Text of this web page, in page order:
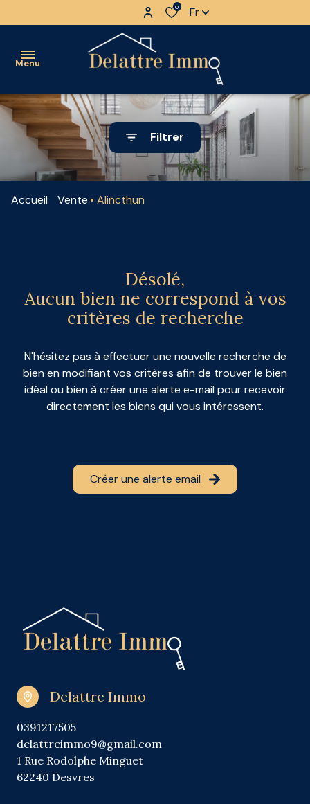
0 Fr
Menu
à
vendre
à
louer
biens
Filtrer
Accueil Vente Alincthun
Désolé,
Aucun bien ne correspond à vos
critères de recherche
N'hésitez pas à effectuer une nouvelle recherche de
bien en modifiant vos critères afin de trouver le bien
idéal ou bien à créer une alerte e-mail pour recevoir
directement les biens qui vous intéressent.
Créer une alerte email
Delattre Immo
0391217505
delattreimmo9@gmail.com
1 Rue Rodolphe Minguet
62240 Desvres